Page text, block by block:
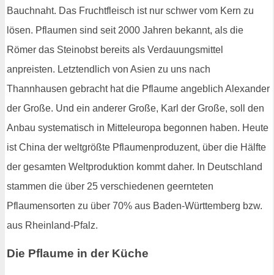
Bauchnaht. Das Fruchtfleisch ist nur schwer vom Kern zu
lösen. Pflaumen sind seit 2000 Jahren bekannt, als die
Römer das Steinobst bereits als Verdauungsmittel
anpreisten. Letztendlich von Asien zu uns nach
Thannhausen gebracht hat die Pflaume angeblich Alexander
der Große. Und ein anderer Große, Karl der Große, soll den
Anbau systematisch in Mitteleuropa begonnen haben. Heute
ist China der weltgrößte Pflaumenproduzent, über die Hälfte
der gesamten Weltproduktion kommt daher. In Deutschland
stammen die über 25 verschiedenen geernteten
Pflaumensorten zu über 70% aus Baden-Württemberg bzw.
aus Rheinland-Pfalz.
Die Pflaume in der Küche